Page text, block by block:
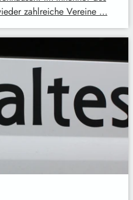
zahlreiche Vereine …